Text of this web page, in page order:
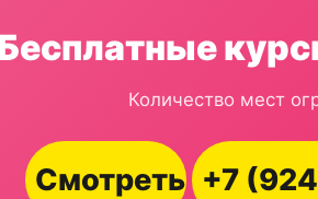
Количество мест
Смотреть +7